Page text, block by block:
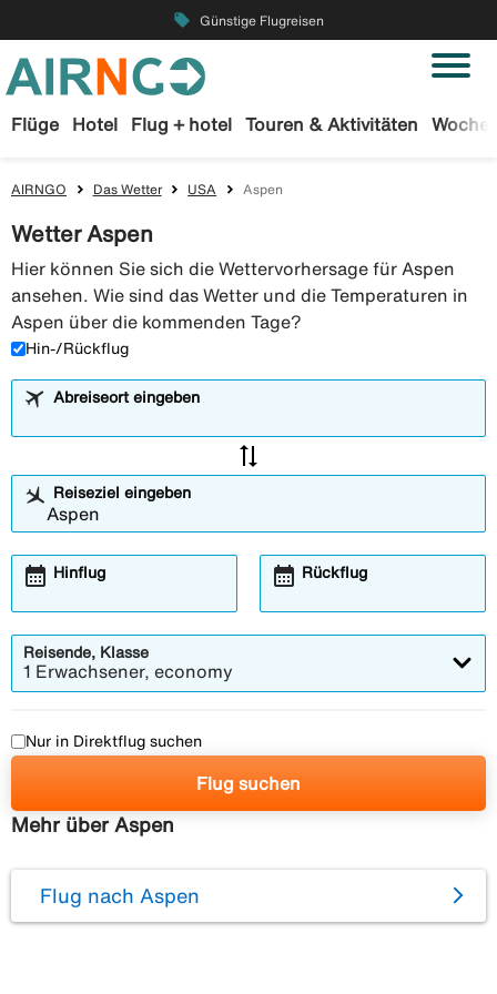
local_offer Günstige Flugreisen
Flüge Hotel Flug + hotel Touren & Aktivitäten
AIRNGO Das Wetter USA Aspen
Wetter Aspen
Hier können Sie sich die Wettervorhersage für Aspen
ansehen. Wie sind das Wetter und die Temperaturen in
Aspen über die kommenden Tage?
Hin-/Rückflug
Abreiseort eingeben
sync_alt
Reiseziel eingeben
Hinflug
calendar_month Rückflug
calendar_month
Reisende, Klasse
1 Erwachsener, economy
Nur in Direktflug suchen
Flug suchen
Mehr über Aspen
Flug nach Aspen